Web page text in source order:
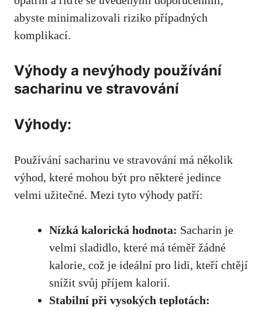
abyste minimalizovali riziko případných
komplikací.
Výhody a nevýhody používání
sacharinu ve ‌stravování
Výhody:
Používání sacharinu⁣ ve stravování má několik
výhod, ⁤které mohou být‌ pro ‍některé ⁢jedince
velmi užitečné. Mezi tyto výhody patří:
Nízká kalorická ⁢hodnota: Sacharin je
velmi sladidlo, které má téměř žádné
kalorie, což je ideální pro lidi, kteří chtějí
snížit svůj příjem kalorií.
Stabilní při vysokých teplotách: